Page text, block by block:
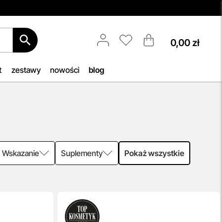
Porady Kosmetologów
Skorzystaj zindywidualnej
konsultacjikosmetologicznej, która
przeczytaj więcej
0,00 zł
zestawy nowości blog
Wskazanie Suplementy Pokaż wszystkie